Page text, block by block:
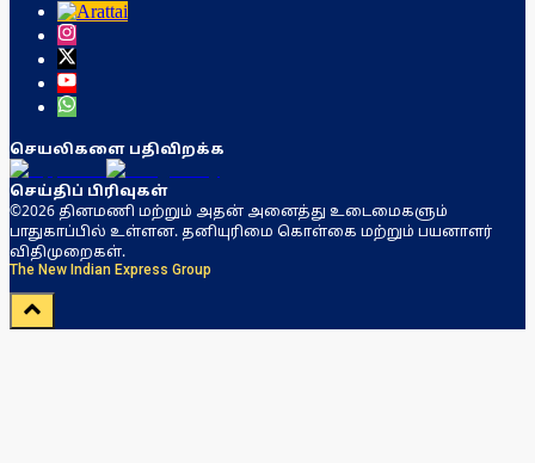
செயலிகளை பதிவிறக்க
செய்திப் பிரிவுகள்
©2026 தினமணி மற்றும் அதன் அனைத்து உடைமைகளும்
பாதுகாப்பில் உள்ளன. தனியுரிமை கொள்கை மற்றும் பயனாளர்
விதிமுறைகள்.
The New Indian Express Group